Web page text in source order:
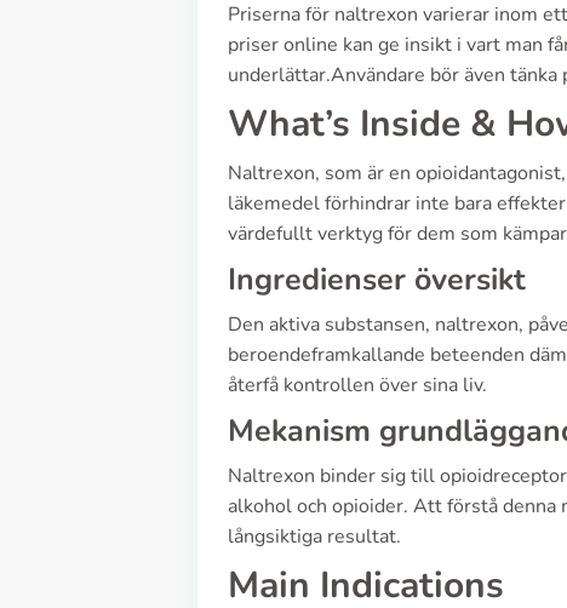
Priserna för naltrexon varierar inom
priser online kan ge insikt i vart man
underlättar.Användare bör även
What’s Inside &
Naltrexon, som är en
läkemedel förhindrar inte bara
värdefullt verktyg för dem som
Ingredienser översikt
Den aktiva substansen, naltrexon,
beroendeframkallande beteenden
återfå kontrollen över sina liv.
Mekanism
Naltrexon binder sig till
alkohol och opioider. Att förstå
långsiktiga resultat.
Main Indications